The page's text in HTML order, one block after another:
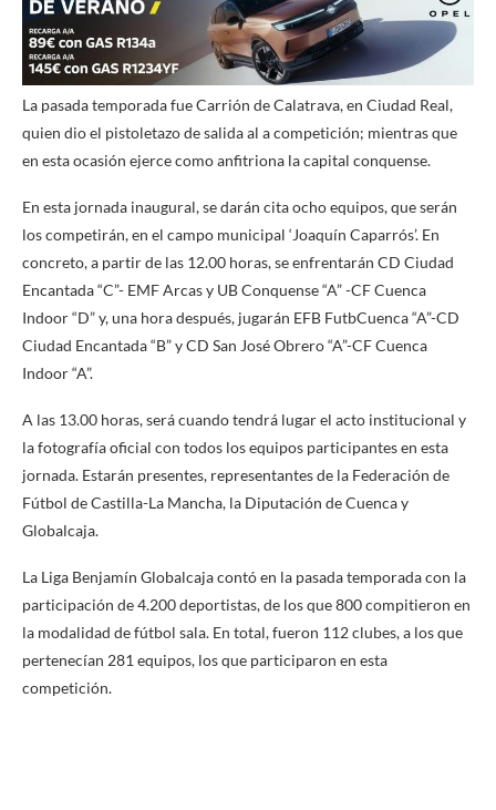
La pasada temporada fue Carrión de Calatrava, en Ciudad Real,
quien dio el pistoletazo de salida al a competición; mientras que
en esta ocasión ejerce como anfitriona la capital conquense.
En esta jornada inaugural, se darán cita ocho equipos, que serán
los competirán, en el campo municipal ‘Joaquín Caparrós’. En
concreto, a partir de las 12.00 horas, se enfrentarán CD Ciudad
Encantada “C”- EMF Arcas y UB Conquense “A” -CF Cuenca
Indoor “D” y, una hora después, jugarán EFB FutbCuenca “A”-CD
Ciudad Encantada “B” y CD San José Obrero “A”-CF Cuenca
Indoor “A”.
A las 13.00 horas, será cuando tendrá lugar el acto institucional y
la fotografía oficial con todos los equipos participantes en esta
jornada. Estarán presentes, representantes de la Federación de
Fútbol de Castilla-La Mancha, la Diputación de Cuenca y
Globalcaja.
La Liga Benjamín Globalcaja contó en la pasada temporada con la
participación de 4.200 deportistas, de los que 800 compitieron en
la modalidad de fútbol sala. En total, fueron 112 clubes, a los que
pertenecían 281 equipos, los que participaron en esta
competición.